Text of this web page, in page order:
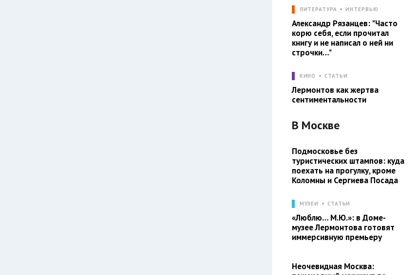
ЛИТЕРАТУРА ИНТЕРВЬЮ
Александр Рязанцев: "Часто
корю себя, если прочитал
книгу и не написал о ней ни
строчки…"
КИНО СТАТЬИ
Лермонтов как жертва
сентиментальности
В Москве
Подмосковье без
туристических штампов: куда
поехать на прогулку, кроме
Коломны и Сергиева Посада
МУЗЕИ СТАТЬИ
«Люблю… М.Ю.»: в Доме-
музее Лермонтова готовят
иммерсивную премьеру
Неочевидная Москва: